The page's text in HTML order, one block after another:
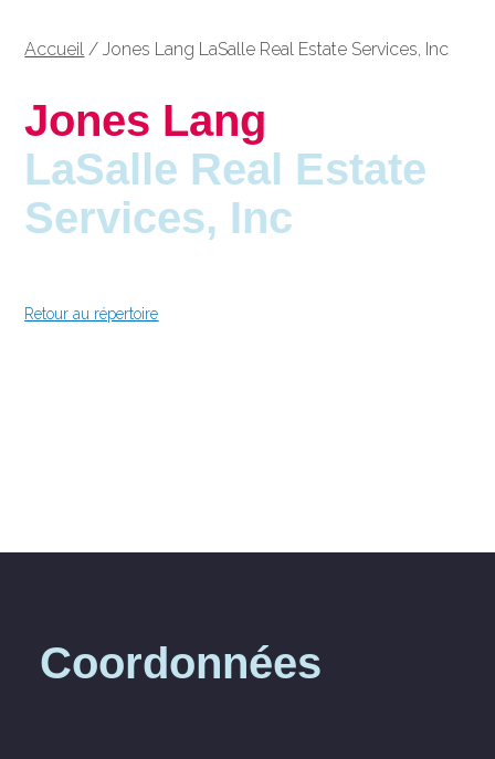
Accueil /Jones Lang LaSalle Real Estate Services, Inc
Jones Lang
LaSalle Real Estate
Services, Inc
Retour au répertoire
Coordonnées